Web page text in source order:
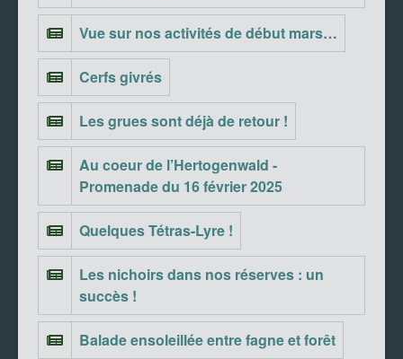
Vue sur nos activités de début mars…
Cerfs givrés
Les grues sont déjà de retour !
Au coeur de l’Hertogenwald -
Promenade du 16 février 2025
Quelques Tétras-Lyre !
Les nichoirs dans nos réserves : un
succès !
Balade ensoleillée entre fagne et forêt